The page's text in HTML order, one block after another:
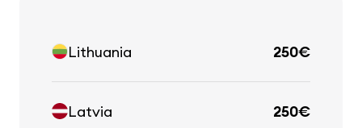
Lithuania 250€
Latvia 250€